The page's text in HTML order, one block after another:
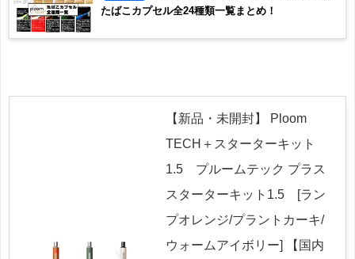
たばこカプセル全24種類一覧まとめ！
【新品・未開封】 Ploom
TECH＋スターターキット
1.5 プルームテック プラス
スターターキット1.5 [ラン
プオレンジ/プラントカーキ/
ウォームアイボリー] 【国内